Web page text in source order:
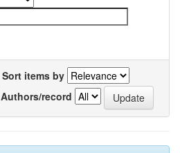
Sort items by
Authors/record